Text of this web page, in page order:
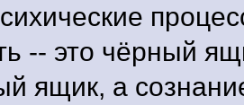
-- это чёрный
ящик, а